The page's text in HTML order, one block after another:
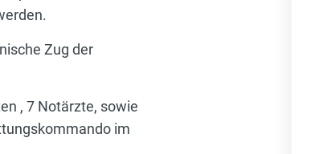
Zug der
, 7 Notärzte, sowie
im